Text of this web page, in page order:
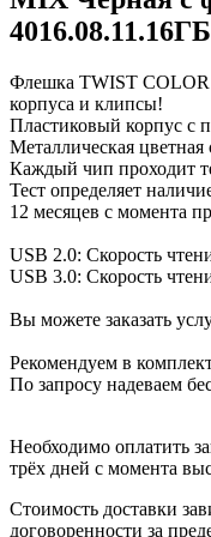
Флешка TWIST
корпуса и клипсы!
Пластиковый корпус с
Металлическая цветная
Каждый чип проходит
Тест определяет
12 месяцев с момента
USB 2.0: Скорость
USB 3.0: Скорость
Вы можете заказать
Рекомендуем в
По запросу надеваем
Необходимо оплатить
трёх дней с момента
Стоимость доставки
договоренности за